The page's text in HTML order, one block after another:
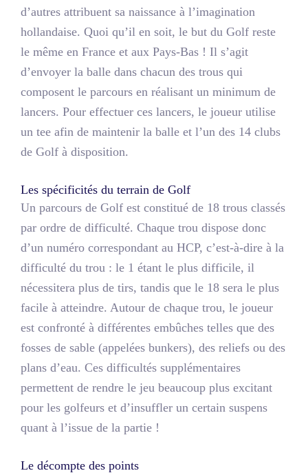
d’autres attribuent sa naissance à l’imagination
hollandaise. Quoi qu’il en soit, le but du Golf reste
le même en France et aux Pays-Bas ! Il s’agit
d’envoyer la balle dans chacun des trous qui
composent le parcours en réalisant un minimum de
lancers. Pour effectuer ces lancers, le joueur utilise
un tee afin de maintenir la balle et l’un des 14 clubs
de Golf à disposition.
Les spécificités du terrain de Golf
Un parcours de Golf est constitué de 18 trous classés
par ordre de difficulté. Chaque trou dispose donc
d’un numéro correspondant au HCP, c’est-à-dire à la
difficulté du trou : le 1 étant le plus difficile, il
nécessitera plus de tirs, tandis que le 18 sera le plus
facile à atteindre. Autour de chaque trou, le joueur
est confronté à différentes embûches telles que des
fosses de sable (appelées bunkers), des reliefs ou des
plans d’eau. Ces difficultés supplémentaires
permettent de rendre le jeu beaucoup plus excitant
pour les golfeurs et d’insuffler un certain suspens
quant à l’issue de la partie !
Le décompte des points